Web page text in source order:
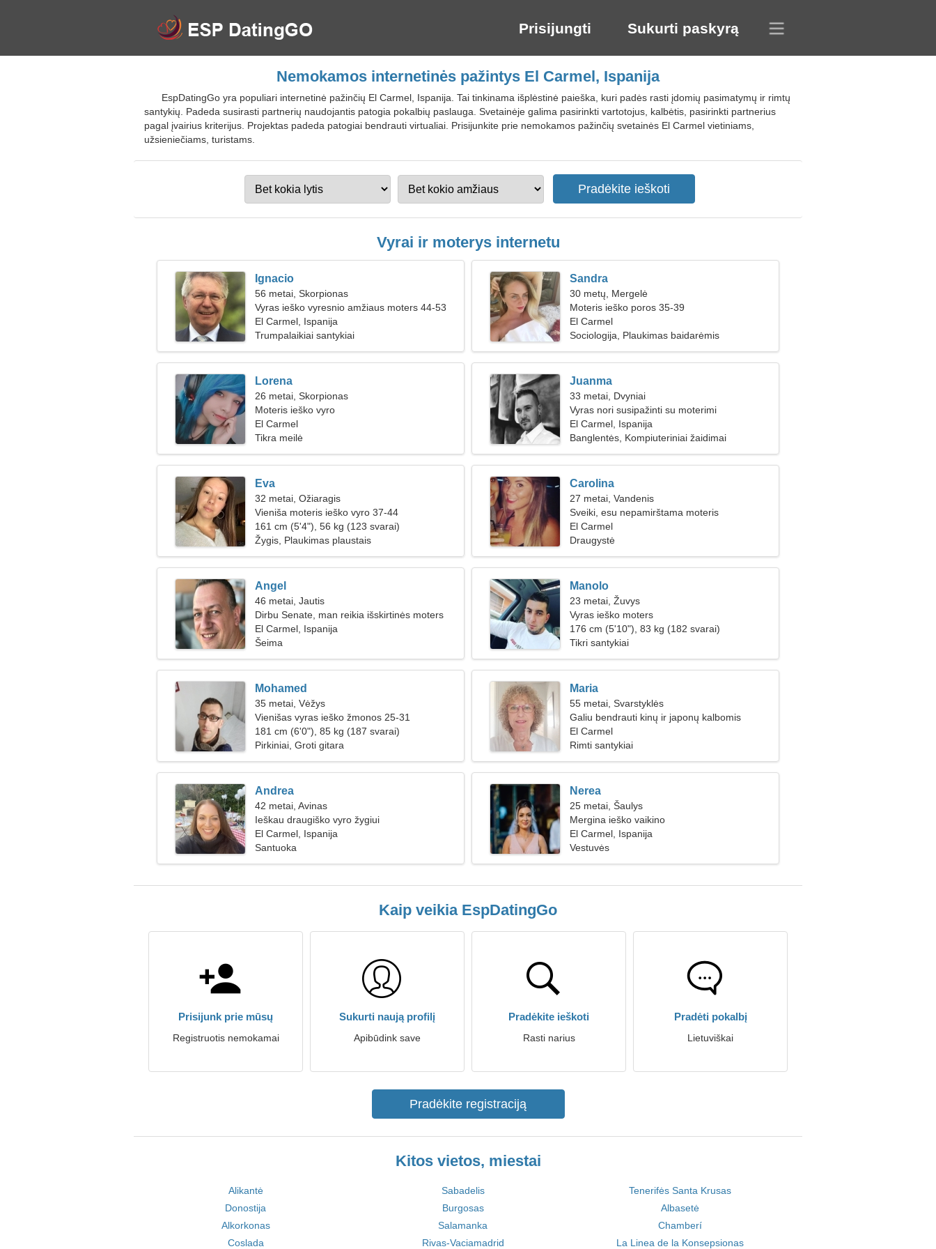
Prisijungti Sukurti paskyrą
Nemokamos internetinės pažintys El Carmel, Ispanija
EspDatingGo yra populiari internetinė pažinčių El Carmel, Ispanija. Tai tinkinama išplėstinė paieška, kuri padės rasti įdomių pasimatymų ir rimtų
santykių. Padeda susirasti partnerių naudojantis patogia pokalbių paslauga. Svetainėje galima pasirinkti vartotojus, kalbėtis, pasirinkti partnerius
pagal įvairius kriterijus. Projektas padeda patogiai bendrauti virtualiai. Prisijunkite prie nemokamos pažinčių svetainės El Carmel vietiniams,
užsieniečiams, turistams.
Vyrai ir moterys internetu
Ignacio
56 metai, Skorpionas
Vyras ieško vyresnio amžiaus moters 44-53
El Carmel, Ispanija
Trumpalaikiai santykiai
Sandra
30 metų, Mergelė
Moteris ieško poros 35-39
El Carmel
Sociologija, Plaukimas baidarėmis
Lorena
26 metai, Skorpionas
Moteris ieško vyro
El Carmel
Tikra meilė
Juanma
33 metai, Dvyniai
Vyras nori susipažinti su moterimi
El Carmel, Ispanija
Banglentės, Kompiuteriniai žaidimai
Eva
32 metai, Ožiaragis
Vieniša moteris ieško vyro 37-44
161 cm (5'4"), 56 kg (123 svarai)
Žygis, Plaukimas plaustais
Carolina
27 metai, Vandenis
Sveiki, esu nepamirštama moteris
El Carmel
Draugystė
Angel
46 metai, Jautis
Dirbu Senate, man reikia išskirtinės moters
El Carmel, Ispanija
Šeima
Manolo
23 metai, Žuvys
Vyras ieško moters
176 cm (5'10"), 83 kg (182 svarai)
Tikri santykiai
Mohamed
35 metai, Vėžys
Vienišas vyras ieško žmonos 25-31
181 cm (6'0"), 85 kg (187 svarai)
Pirkiniai, Groti gitara
Maria
55 metai, Svarstyklės
Galiu bendrauti kinų ir japonų kalbomis
El Carmel
Rimti santykiai
Andrea
42 metai, Avinas
Ieškau draugiško vyro žygiui
El Carmel, Ispanija
Santuoka
Nerea
25 metai, Šaulys
Mergina ieško vaikino
El Carmel, Ispanija
Vestuvės
Kaip veikia EspDatingGo
Prisijunk prie mūsų
Registruotis nemokamai
Sukurti naują profilį
Apibūdink save
Pradėkite ieškoti
Rasti narius
Pradėti pokalbį
Lietuviškai
Pradėkite registraciją
Kitos vietos, miestai
Alikantė Sabadelis
Tenerifės Santa Krusas
Donostija
Burgosas
Albasetė
Alkorkonas
Salamanka
Chamberí
Coslada
Rivas-Vaciamadrid La Linea de la Konsepsionas